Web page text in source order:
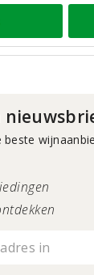
beste